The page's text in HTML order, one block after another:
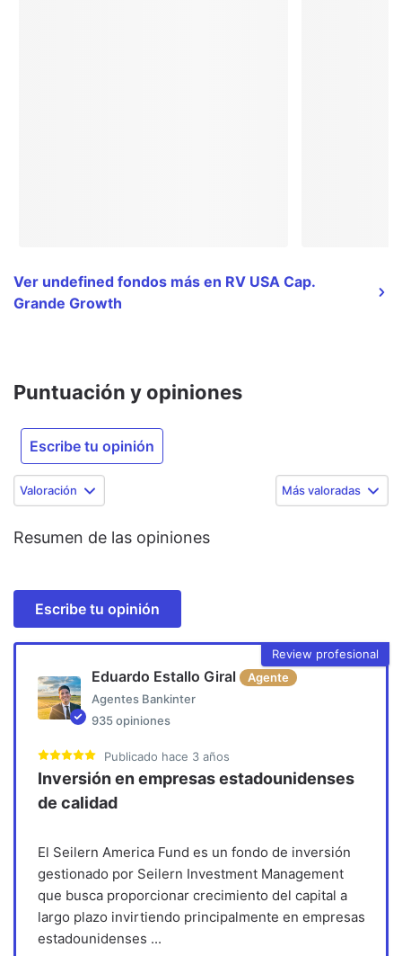
Ver undefined fondos más en RV USA Cap.
Grande Growth
Puntuación y opiniones
Escribe tu opinión
Valoración Más valoradas
Resumen de las opiniones
Escribe tu opinión
Review profesional
Eduardo Estallo Giral
Agente
Agentes Bankinter
935 opiniones
Publicado hace 3 años
Inversión en empresas estadounidenses
de calidad
El Seilern America Fund es un fondo de inversión
gestionado por Seilern Investment Management
que busca proporcionar crecimiento del capital a
largo plazo invirtiendo principalmente en empresas
estadounidenses ...